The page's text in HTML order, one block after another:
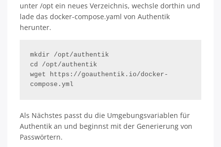
unter /opt ein neues Verzeichnis, wechsle dorthin und
lade das docker-compose.yaml von Authentik
herunter.
mkdir /opt/authentik
cd /opt/authentik
wget https://goauthentik.io/docker-
compose.yml
Als Nächstes passt du die Umgebungsvariablen für
Authentik an und beginnst mit der Generierung von
Passwörtern.